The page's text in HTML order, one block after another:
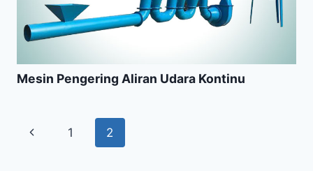
Mesin Pengering Aliran Udara Kontinu
Page
Previous
1 2